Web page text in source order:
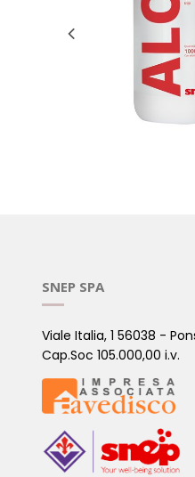
SNEP SPA
Viale Italia, 1 56038 -
Cap.Soc 105.000,00 i.v.